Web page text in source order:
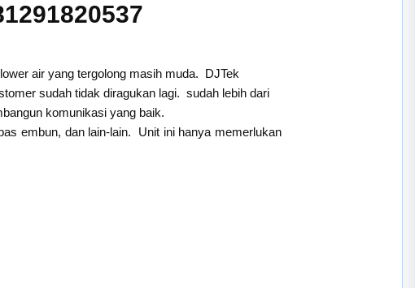
air yang tergolong masih muda. DJTek
sudah tidak diragukan lagi. sudah lebih dari
komunikasi yang baik.
embun, dan lain-lain. Unit ini hanya memerlukan